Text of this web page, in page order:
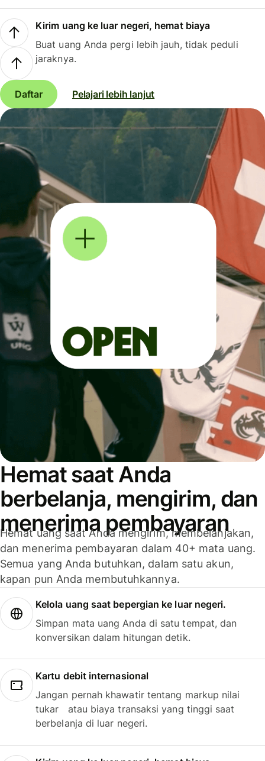
Kirim uang ke luar negeri, hemat biaya
Buat uang Anda pergi lebih jauh, tidak peduli
jaraknya.
Daftar Pelajari lebih lanjut
Hemat saat Anda
berbelanja, mengirim, dan
menerima pembayaran
Hemat uang saat Anda mengirim, membelanjakan,
dan menerima pembayaran dalam 40+ mata uang.
Semua yang Anda butuhkan, dalam satu akun,
kapan pun Anda membutuhkannya.
Kelola uang saat bepergian ke luar negeri.
Simpan mata uang Anda di satu tempat, dan
konversikan dalam hitungan detik.
Kartu debit internasional
Jangan pernah khawatir tentang markup nilai
tukar atau biaya transaksi yang tinggi saat
berbelanja di luar negeri.